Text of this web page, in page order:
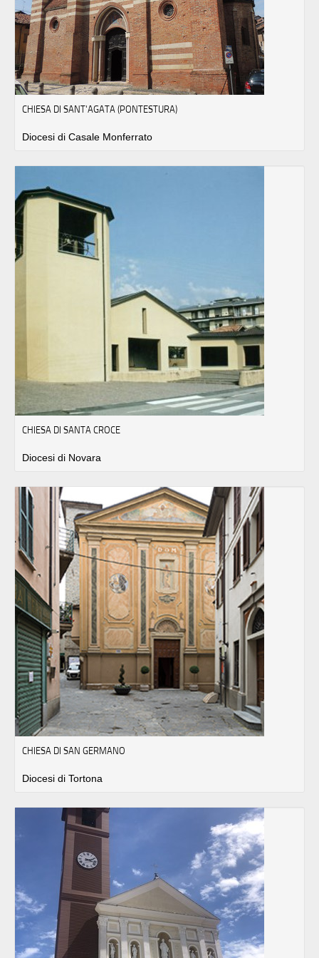
CHIESA DI SANT'AGATA (PONTESTURA)
Diocesi di Casale Monferrato
CHIESA DI SANTA CROCE
Diocesi di Novara
CHIESA DI SAN GERMANO
Diocesi di Tortona